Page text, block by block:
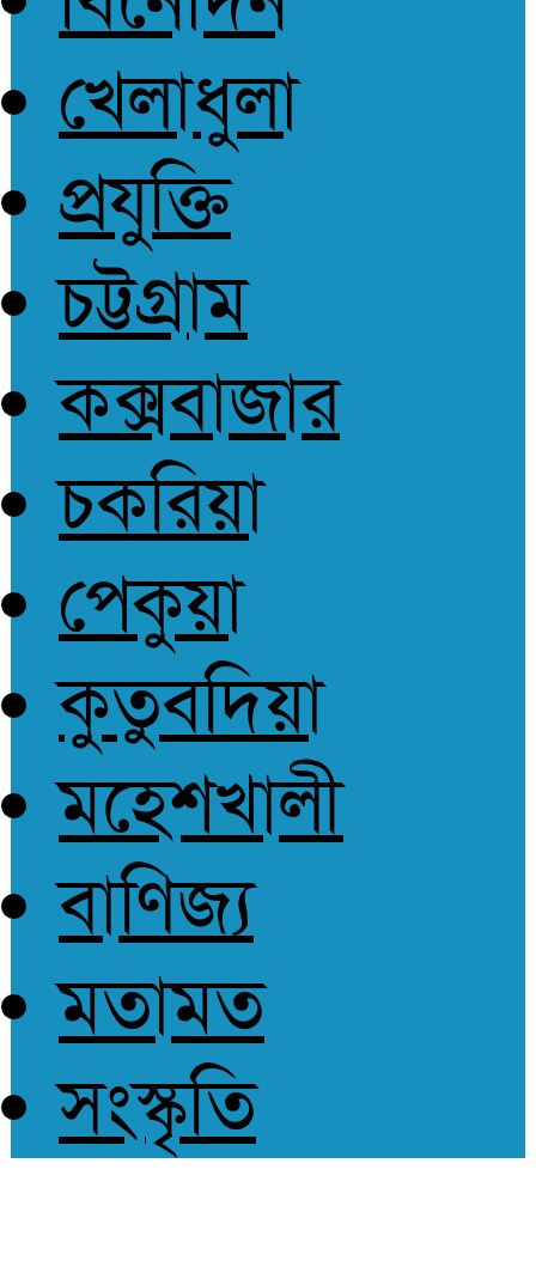
খেলাধুলা
প্রযুক্তি
চট্টগ্রাম
কক্সবাজার
চকরিয়া
পেকুয়া
কুতুবদিয়া
মহেশখালী
বাণিজ্য
মতামত
সংস্কৃতি